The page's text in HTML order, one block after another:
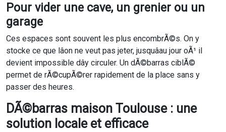
Pour vider une cave, un grenier ou un
garage
Ces espaces sont souvent les plus encombrÃ©s. On y
stocke ce que lâon ne veut pas jeter, jusquâau jour oÃ¹ il
devient impossible dây circuler. Un dÃ©barras ciblÃ©
permet de rÃ©cupÃ©rer rapidement de la place sans y
passer des heures.
DÃ©barras maison Toulouse : une
solution locale et efficace